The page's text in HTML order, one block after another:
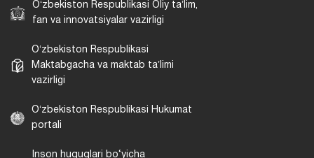
Oʻzbekiston Respublikasi Oliy taʼlim,
fan va innovatsiyalar vazirligi
Oʻzbekiston Respublikasi
Maktabgacha va maktab taʼlimi
vazirligi
Oʻzbekiston Respublikasi Hukumat
portali
Inson huquqlari bo‘yicha